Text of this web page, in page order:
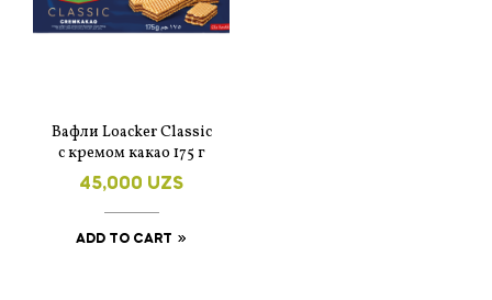
Вафли Loacker Classic
с кремом какао 175 г
45,000 UZS
ADD TO CART